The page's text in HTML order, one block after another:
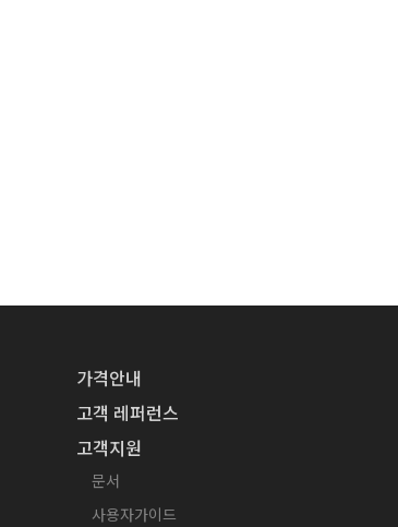
가격안내
고객 레퍼런스
고객지원
문서
사용자가이드